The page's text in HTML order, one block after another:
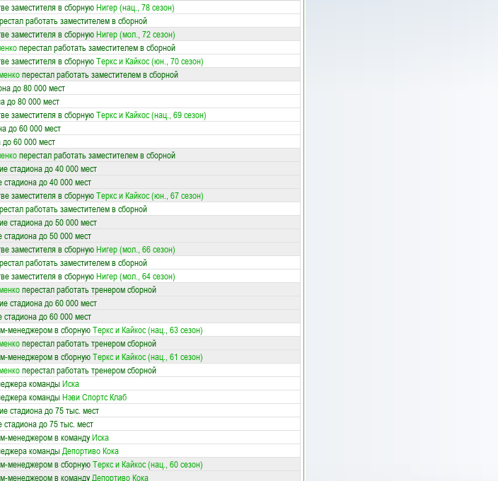
заместителя в сборнуюНигер (нац., 78 сезон)
работать заместителем в сборной
заместителя в сборнуюНигер (мол., 72 сезон)
перестал работать заместителем в сборной
заместителя в сборнуюТеркс и Кайкос (юн., 70 сезон)
перестал работать заместителем в сборной
до 80 000 мест
до 80 000 мест
заместителя в сборнуюТеркс и Кайкос (нац., 69 сезон)
до 60 000 мест
60 000 мест
перестал работать заместителем в сборной
стадиона до 40 000 мест
до 40 000 мест
заместителя в сборнуюТеркс и Кайкос (юн., 67 сезон)
работать заместителем в сборной
стадиона до 50 000 мест
до 50 000 мест
заместителя в сборнуюНигер (мол., 66 сезон)
работать заместителем в сборной
заместителя в сборнуюНигер (мол., 64 сезон)
перестал работать тренером сборной
стадиона до 60 000 мест
до 60 000 мест
менеджером в сборнуюТеркс и Кайкос (нац., 63 сезон)
перестал работать тренером сборной
менеджером в сборнуюТеркс и Кайкос (нац., 61 сезон)
перестал работать тренером сборной
командыИска
командыНэви Спортс Клаб
стадиона до 75 тыс. мест
до 75 тыс. мест
менеджером в командуИска
командыДепортиво Кока
менеджером в сборнуюТеркс и Кайкос (нац., 60 сезон)
менеджером в командуДепортиво Кока